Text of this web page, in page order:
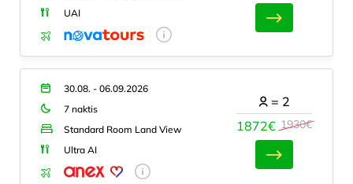
UAI
30.08. - 06.09.2026
7 naktis
Standard Room Land View
Ultra AI
1872€ 1930€
= 2